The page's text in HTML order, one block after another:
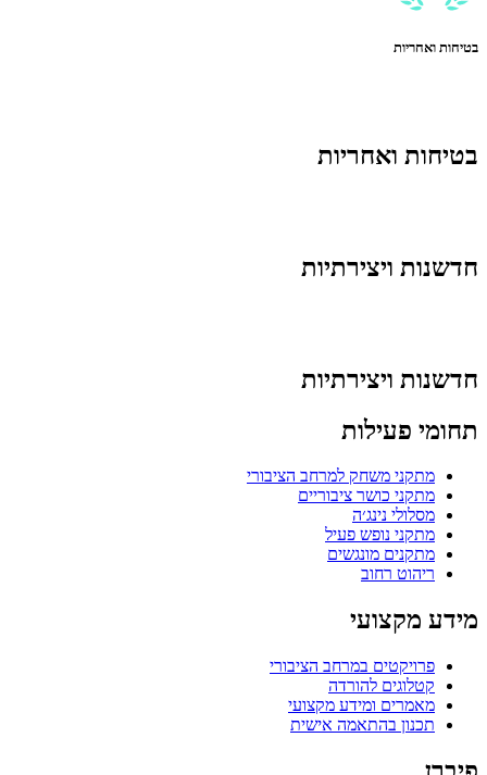
בטיחות ואחריות
בטיחות ואחריות
חדשנות ויצירתיות
חדשנות ויצירתיות
תחומי פעילות
מתקני משחק למרחב הציבורי
מתקני כושר ציבוריים
מסלולי נינג׳ה
מתקני נופש פעיל
מתקנים מונגשים
ריהוט רחוב
מידע מקצועי
פרויקטים במרחב הציבורי
קטלוגים להורדה
מאמרים ומידע מקצועי
תכנון בהתאמה אישית